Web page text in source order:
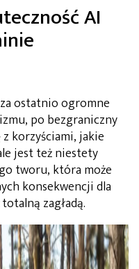
AI
ostatnio ogromne
po bezgraniczny
korzyściami, jakie
jest też niestety
tworu, która może
konsekwencji dla
zagładą.